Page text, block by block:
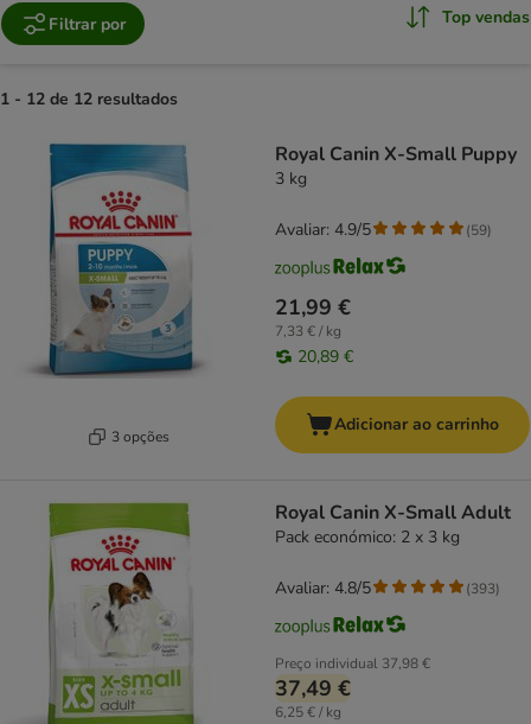
Filtrar por Top vendas
1 - 12 de 12 resultados
3 opções
Royal Canin X-Small Puppy
3 kg
21,99 €
7,33 € / kg
20,89 €
Avaliar: 4.9/5 (59)
Adicionar ao carrinho
Royal Canin X-Small Adult
Pack económico: 2 x 3 kg
Preço individual 37,98 €
37,49 €
6,25 € / kg
Avaliar: 4.8/5 (393)